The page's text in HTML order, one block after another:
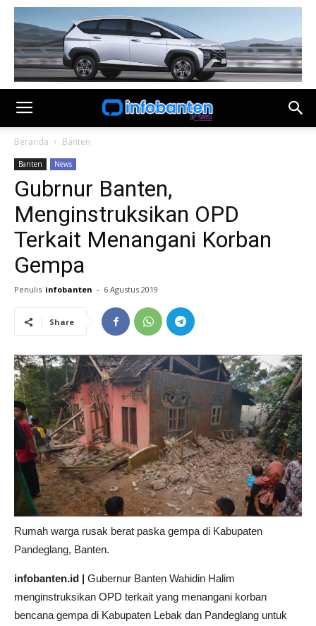
Beranda Banten
Banten News
Gubrnur Banten,
Menginstruksikan OPD
Terkait Menangani Korban
Gempa
Penulis infobanten - 6 Agustus 2019
Share
Rumah warga rusak berat paska gempa di Kabupaten
Pandeglang, Banten.
infobanten.id | Gubernur Banten Wahidin Halim
menginstruksikan OPD terkait yang menangani korban
bencana gempa di Kabupaten Lebak dan Pandeglang untuk